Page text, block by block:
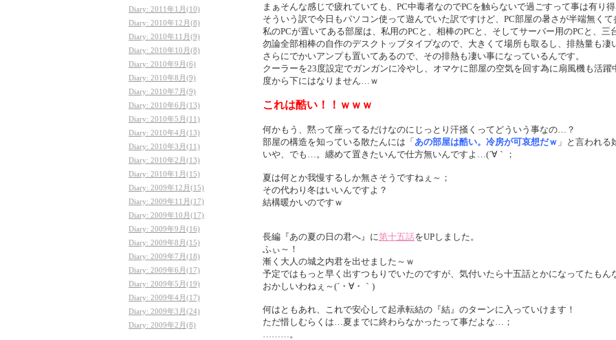
まぁそんな感じで疲れていても、PC中毒者なのでPCを触らないで過ごすって事は有り
そういう訳で今日もパソコン使って遊んでいた訳ですけど、PC部屋の暑さが半端無くて
私のPCが置いてある部屋は、私用のPCと、相棒のPCと、そしてサーバー用のPCと、三
勿論全部相棒の自作のデスクトップタイプなので、大きくて場所も取るし、排熱量も凄
さらにでかいアンプも置いてあるので、その排熱も凄い事になっているんです。
クーラーを23度設定でガンガンに冷やし、オマケに部屋の空気を回す為に扇風機も活
度から下にはなりません…ｗ
これは酷い！！ｗｗｗ
何かもう、黙って座ってるだけなのにじっとり汗掻くってどういう事なの…？
部屋の構造を知っている散たんには「あの部屋は酷い。冷房が可哀想だｗ 」と言われる
いや、でも…。纏めて置きたいんで仕方無いんですよ…(´∀｀；
夏は何とか我慢するしか無さそうですねぇ～；
その代わり冬はいいんですよ？
結構暖かいのですｗ
長編『あの夏の日の君へ』に第十五話をUPしました。
ふぃ～！
漸く大人の城之内君を出せました～ｗ
予定ではもっと早く出すつもりでいたのですが、気付いたら十五話とかになってたもん
おかしいわねぇ～(´・∀・｀)
何はともあれ、これで安心して起承転結の『結』のターンに入っていけます！
ただ惜しむらくは…夏までに終わらなかったって事だよな…；
………。
Diary: 2011年1月(10)
Diary: 2010年12月(8)
Diary: 2010年11月(9)
Diary: 2010年10月(8)
Diary: 2010年9月(6)
Diary: 2010年8月(9)
Diary: 2010年7月(9)
Diary: 2010年6月(13)
Diary: 2010年5月(11)
Diary: 2010年4月(13)
Diary: 2010年3月(11)
Diary: 2010年2月(13)
Diary: 2010年1月(15)
Diary: 2009年12月(15)
Diary: 2009年11月(17)
Diary: 2009年10月(17)
Diary: 2009年9月(16)
Diary: 2009年8月(15)
Diary: 2009年7月(18)
Diary: 2009年6月(17)
Diary: 2009年5月(19)
Diary: 2009年4月(17)
Diary: 2009年3月(24)
Diary: 2009年2月(8)